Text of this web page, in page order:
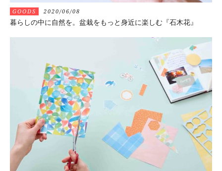
GOODS 2020/06/08
暮らしの中に自然を。盆栽をもっと身近に楽しむ『石木花』